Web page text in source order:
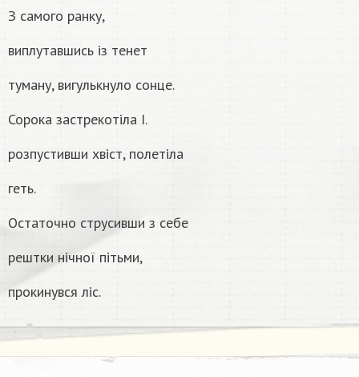
З самого ранку,
виплутавшись із тенет
туману, вигулькнуло сонце.
Сорока застрекотіла I.
розпустивши хвіст, полетіла
геть.
Остаточно струсивши з себе
рештки нічної пітьми,
прокинувся лiс.